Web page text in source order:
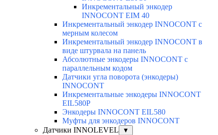
Инкрементальный энкодер
INNOCONT EIM 40
Инкрементальный энкодер INNOCONT с
мерным колесом
Инкрементальный энкодер INNOCONT в
виде штурвала на панель
Абсолютные энкодеры INNOCONT с
параллельным кодом
Датчики угла поворота (энкодеры)
INNOCONT
Инкрементальные энкодеры INNOCONT
EIL580P
Энкодеры INNOCONT EIL580
Муфты для энкодеров INNOCONT
Датчики INNOLEVEL
▼